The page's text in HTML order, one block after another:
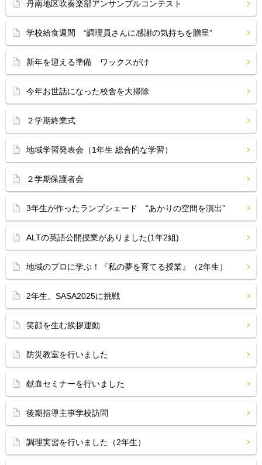
丹南地区吹奏楽部アンサンブルコンテスト
学校給食週間 “調理員さんに感謝の気持ちを贈呈”
新年を迎える準備 ワックスがけ
今年お世話になった校舎を大掃除
２学期終業式
地域学習発表会（1年生 総合的な学習）
２学期保護者会
3年生が作ったランプシェード “あかりの空間を演出”
ALTの英語公開授業がありました(1年2組)
地域のプロに学ぶ！『私の夢を育てる授業』（2年生）
2年生、SASA2025に挑戦
笑顔を生む挨拶運動
防災教室を行いました
献血セミナーを行いました
後期指導主事学校訪問
調理実習を行いました（2年生）